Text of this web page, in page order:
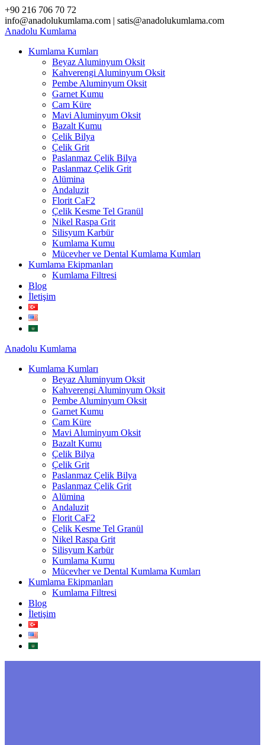
Skip
to
content
+90 216 706 70 72
info@anadolukumlama.com | satis@anadolukumlama.com
Anadolu Kumlama
Kumlama Kumları
Beyaz Aluminyum Oksit
Kahverengi Aluminyum Oksit
Pembe Aluminyum Oksit
Garnet Kumu
Cam Küre
Mavi Aluminyum Oksit
Bazalt Kumu
Çelik Bilya
Çelik Grit
Paslanmaz Çelik Bilya
Paslanmaz Çelik Grit
Alümina
Andaluzit
Florit CaF2
Çelik Kesme Tel Granül
Nikel Raspa Grit
Silisyum Karbür
Kumlama Kumu
Mücevher ve Dental Kumlama Kumları
Kumlama Ekipmanları
Kumlama Filtresi
Blog
İletişim
Anadolu Kumlama
Kumlama Kumları
Beyaz Aluminyum Oksit
Kahverengi Aluminyum Oksit
Pembe Aluminyum Oksit
Garnet Kumu
Cam Küre
Mavi Aluminyum Oksit
Bazalt Kumu
Çelik Bilya
Çelik Grit
Paslanmaz Çelik Bilya
Paslanmaz Çelik Grit
Alümina
Andaluzit
Florit CaF2
Çelik Kesme Tel Granül
Nikel Raspa Grit
Silisyum Karbür
Kumlama Kumu
Mücevher ve Dental Kumlama Kumları
Kumlama Ekipmanları
Kumlama Filtresi
Blog
İletişim